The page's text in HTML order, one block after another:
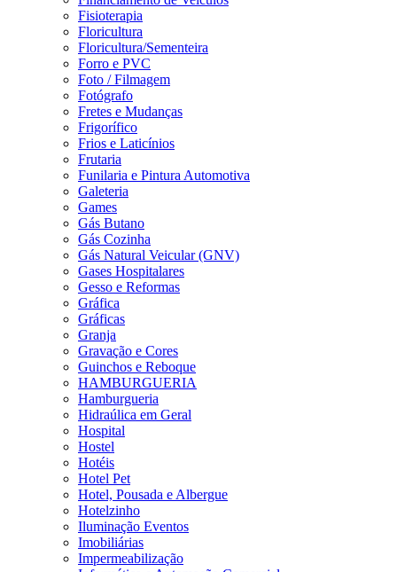
Fisioterapia
Floricultura
Floricultura/Sementeira
Forro e PVC
Foto / Filmagem
Fotógrafo
Fretes e Mudanças
Frigorífico
Frios e Laticínios
Frutaria
Funilaria e Pintura Automotiva
Galeteria
Games
Gás Butano
Gás Cozinha
Gás Natural Veicular (GNV)
Gases Hospitalares
Gesso e Reformas
Gráfica
Gráficas
Granja
Gravação e Cores
Guinchos e Reboque
HAMBURGUERIA
Hamburgueria
Hidraúlica em Geral
Hospital
Hostel
Hotéis
Hotel Pet
Hotel, Pousada e Albergue
Hotelzinho
Iluminação Eventos
Imobiliárias
Impermeabilização